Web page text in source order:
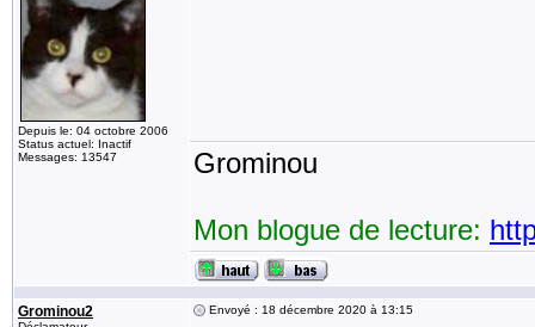
Depuis le: 04 octobre 2006
Status actuel: Inactif
Messages: 13547
Grominou
Mon blogue de lecture:
Grominou2 Envoyé : 18 décembre 2020 à 13:15